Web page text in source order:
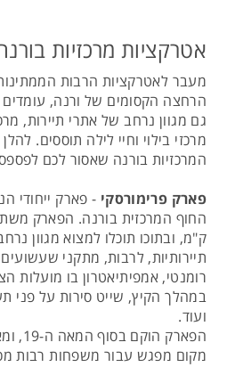
אטרקציות מרכזיות
מעבר לאטרקציות הרבות
הרחצה הקסומים של ורנה,
גם מגוון נרחב של אתרי תיירות,
מרכזי בילוי וחיי לילה תוססים.
המרכזיות בורנה שאסור לכם
פארק פרימורסקי - פארק ייחודי
ק"מ, ובתוכו תוכלו למצוא מגוון
תיירותיות, לרבות, מתקני
רומנטי, אמפיתיאטרון בו מועלות
במהלך הקיץ, שייט סירות על פני
ועוד.
הפארק
מקום מפגש עבור משפחות רבות